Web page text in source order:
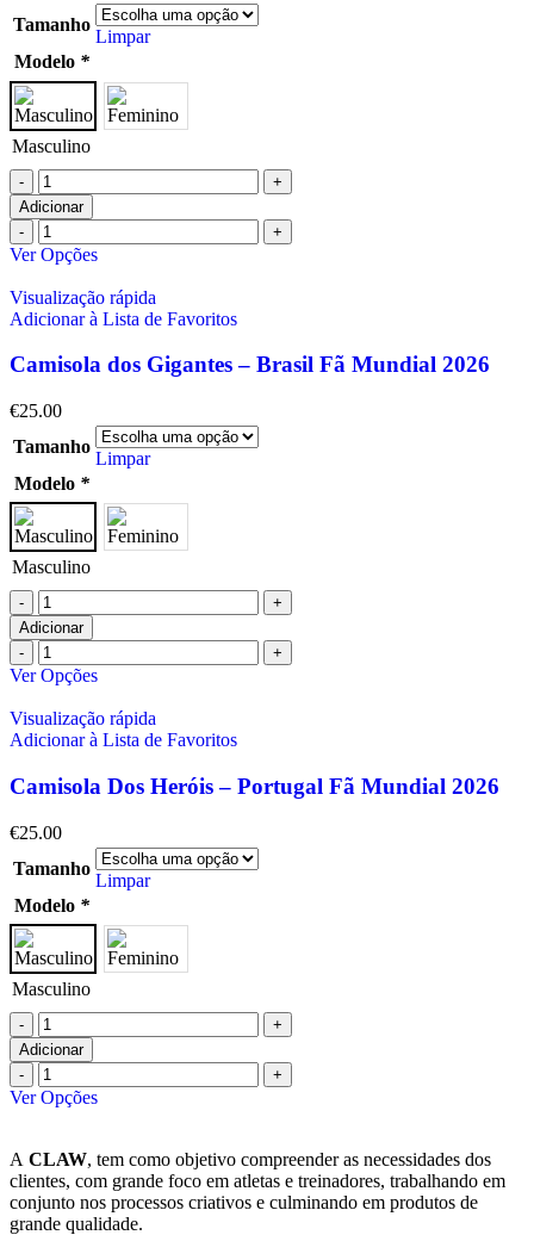
Tamanho
Limpar
Modelo *
Masculino
Adicionar
Ver Opções
Visualização rápida
Adicionar à Lista de Favoritos
Camisola dos Gigantes – Brasil Fã Mundial 2026
€25.00
Tamanho
Limpar
Modelo *
Masculino
Adicionar
Ver Opções
Visualização rápida
Adicionar à Lista de Favoritos
Camisola Dos Heróis – Portugal Fã Mundial 2026
€25.00
Tamanho
Limpar
Modelo *
Masculino
Adicionar
Ver Opções
A CLAW, tem como objetivo compreender as necessidades dos
clientes, com grande foco em atletas e treinadores, trabalhando em
conjunto nos processos criativos e culminando em produtos de
grande qualidade.